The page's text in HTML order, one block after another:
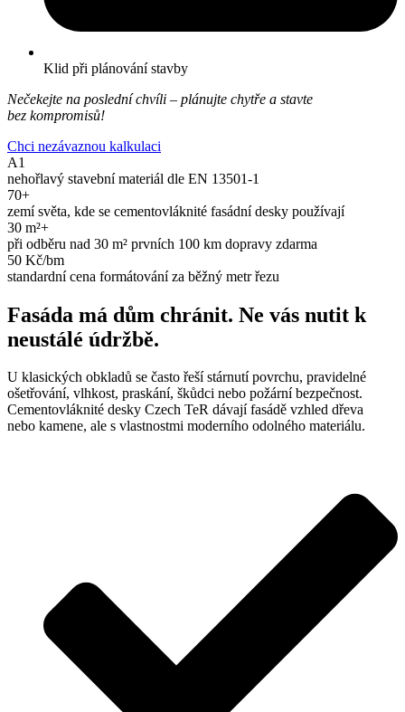
Klid při plánování stavby
Nečekejte na poslední chvíli – plánujte chytře a stavte
bez kompromisů!
Chci nezávaznou kalkulaci
A1
nehořlavý stavební materiál dle EN 13501-1
70+
zemí světa, kde se cementovláknité fasádní desky používají
30 m²+
při odběru nad 30 m² prvních 100 km dopravy zdarma
50 Kč/bm
standardní cena formátování za běžný metr řezu
Fasáda má dům chránit. Ne vás nutit k
neustálé údržbě.
U klasických obkladů se často řeší stárnutí povrchu, pravidelné
ošetřování, vlhkost, praskání, škůdci nebo požární bezpečnost.
Cementovláknité desky Czech TeR dávají fasádě vzhled dřeva
nebo kamene, ale s vlastnostmi moderního odolného materiálu.